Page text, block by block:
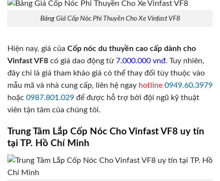
Bảng Giá Cốp Nóc Phi Thuyền Cho Xe Vinfast VF8
Hiện nay, giá của Cốp nóc du thuyền cao cấp dành cho
Vinfast VF8 có giá dao động từ7.000.000 vnđ. Tuy nhiên,
đây chỉ là giá tham khảo giá có thể thay đổi tùy thuộc vào
mẫu mã và nhà cung cấp, liên hệ ngay hotline 0949.60.3979
hoặc 0987.801.029 để được hỗ trợ bởi đội ngũ kỹ thuật
viên tận tâm của chúng tôi.
Trung Tâm Lắp Cốp Nóc Cho Vinfast VF8 uy tín
tại TP. Hồ Chí Minh